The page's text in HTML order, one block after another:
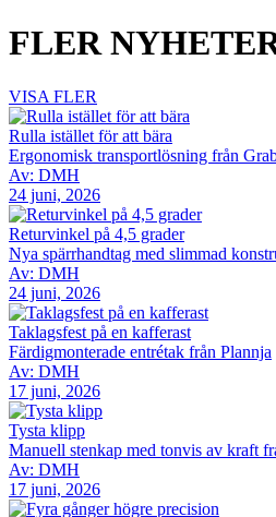
FLER
VISA FLER
Rulla istället för att bära
Ergonomisk transportlösning från
Av: DMH
24 juni, 2026
Returvinkel på 4,5 grader
Nya spärrhandtag med slimmad
Av: DMH
24 juni, 2026
Taklagsfest på en kafferast
Färdigmonterade entrétak från Plannja
Av: DMH
17 juni, 2026
Tysta klipp
Manuell stenkap med tonvis av kraft
Av: DMH
17 juni, 2026